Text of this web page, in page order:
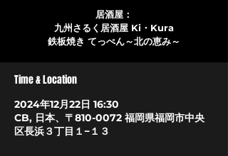
居酒屋：
九州さるく居酒屋 Ki・Kura
Time & Location
2024年12月22日 16:30
CB, 日本、〒810-0072 福岡県福岡市中央
区長浜３丁目１−１３